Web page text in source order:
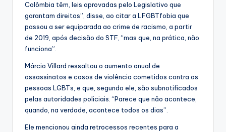
Colômbia têm, leis aprovadas pelo Legislativo que
garantam direitos”, disse, ao citar a LFGBTfobia que
passou a ser equiparada ao crime de racismo, a partir
de 2019, após decisão do STF, “mas que, na prática, não
funciona”.
Márcio Villard ressaltou o aumento anual de
assassinatos e casos de violência cometidos contra as
pessoas LGBTs, e que, segundo ele, são subnotificados
pelas autoridades policiais. “Parece que não acontece,
quando, na verdade, acontece todos os dias”.
Ele mencionou ainda retrocessos recentes para a